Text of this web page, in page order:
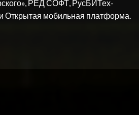
РЕД СОФТ, РусБИТех-
Открытая мобильная платформа.